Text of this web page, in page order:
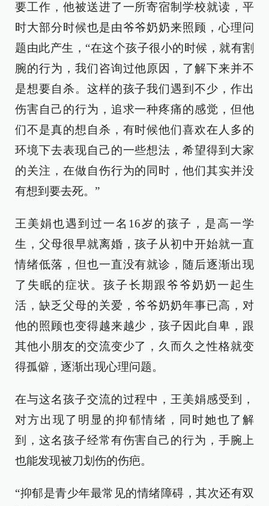
要工作，他被送进了一所寄宿制学校就读，平
时大部分时候也是由爷爷奶奶来照顾，心理问
题由此产生，“在这个孩子很小的时候，就有割
腕的行为，我们咨询过他原因，了解下来并不
是想要自杀。这样的孩子我们遇到不少，作出
伤害自己的行为，追求一种疼痛的感觉，但他
们不是真的想自杀，有时候他们喜欢在人多的
环境下去表现自己的一些想法，希望得到大家
的关注，在做自伤行为的同时，他们其实并没
有想到要去死。”
王美娟也遇到过一名16岁的孩子，是高一学
生，父母很早就离婚，孩子从初中开始就一直
情绪低落，但也一直没有就诊，随后逐渐出现
了失眠的症状。孩子长期跟爷爷奶奶一起生
活，缺乏父母的关爱，爷爷奶奶年事已高，对
他的照顾也变得越来越少，孩子因此自卑，跟
其他小朋友的交流变少了，久而久之性格就变
得孤僻，逐渐出现心理问题。
在与这名孩子交流的过程中，王美娟感受到，
对方出现了明显的抑郁情绪，同时她也了解
到，这名孩子经常有伤害自己的行为，手腕上
也能发现被刀划伤的伤疤。
“抑郁是青少年最常见的情绪障碍，其次还有双